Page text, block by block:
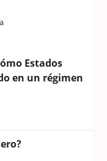
Estados
en un régimen